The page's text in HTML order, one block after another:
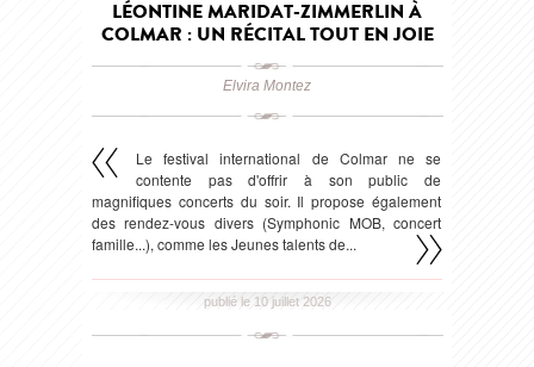
LÉONTINE MARIDAT-ZIMMERLIN À
COLMAR : UN RÉCITAL TOUT EN JOIE
Elvira Montez
Le festival international de Colmar ne se
contente pas d'offrir à son public de
magnifiques concerts du soir. Il propose également
des rendez-vous divers (Symphonic MOB, concert
famille...), comme les Jeunes talents de...
publié le 10 juillet 2026